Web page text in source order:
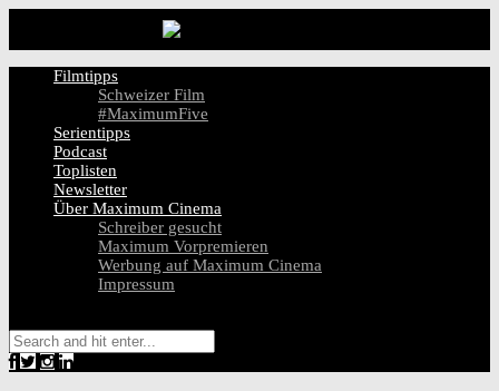
Filmtipps
Schweizer Film
#MaximumFive
Serientipps
Podcast
Toplisten
Newsletter
Über Maximum Cinema
Schreiber gesucht
Maximum Vorpremieren
Werbung auf Maximum Cinema
Impressum